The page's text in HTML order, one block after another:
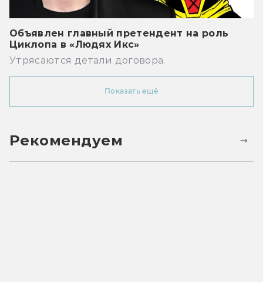
Объявлен главный претендент на роль
Циклопа в «Людях Икс»
Утрясаются детали договора.
Показать ещё
Рекомендуем